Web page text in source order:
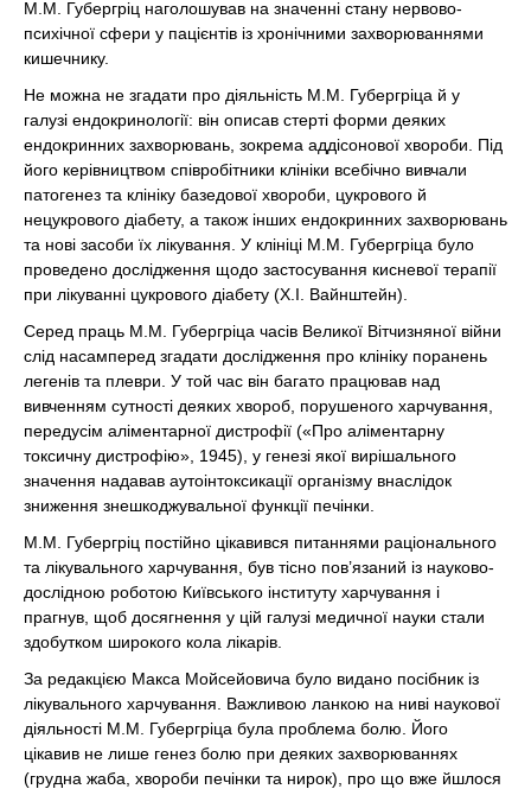
М.М. Губергріц наголошував на значенні стану нервово-
психічної сфери у пацієнтів із хронічними захворюваннями
кишечнику.
Не можна не згадати про діяльність М.М. Губергріца й у
галузі ендокринології: він описав стерті форми деяких
ендокринних захворювань, зокрема аддісонової хвороби. Під
його керівництвом співробітники клініки всебічно вивчали
патогенез та клініку базедової хвороби, цукрового й
нецукрового діабету, а також інших ендокринних захворювань
та нові засоби їх лікування. У клініці М.М. Губергріца було
проведено дослідження щодо застосування кисневої терапії
при лікуванні цукрового діабету (X.І. Вайнштейн).
Серед праць М.М. Губергріца часів Великої Вітчизняної війни
слід насамперед згадати дослідження про клініку поранень
легенів та плеври. У той час він багато працював над
вивченням сутності деяких хвороб, порушеного харчування,
передусім аліментарної дистрофії («Про аліментарну
токсичну дистрофію», 1945), у генезі якої вирішального
значення надавав аутоінтоксикації організму внаслідок
зниження знешкоджувальної функції печінки.
М.М. Губергріц постійно цікавився питаннями раціонального
та лікувального харчування, був тісно пов’язаний із науково-
дослідною роботою Київського інституту харчування і
прагнув, щоб досягнення у цій галузі медичної науки стали
здобутком широкого кола лікарів.
За редакцією Макса Мойсейовича було видано посібник із
лікувального харчування. Важливою ланкою на ниві наукової
діяльності М.М. Губергріца була проблема болю. Його
цікавив не лише генез болю при деяких захворюваннях
(грудна жаба, хвороби печінки та нирок), про що вже йшлося